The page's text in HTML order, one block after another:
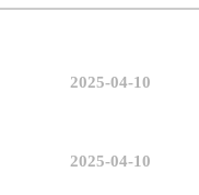
2025-04-10
2025-04-10